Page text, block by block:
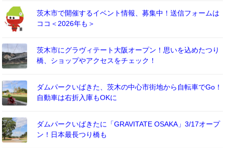
茨木市で開催するイベント情報、募集中！送信フォームは
ココ＜2026年も＞
茨木市にグラヴィテート大阪オープン！思いを込めたつり
橋、ショップやアクセスをチェック！
ダムパークいばきた、茨木の中心市街地から自転車でGo！
自動車は右折入庫もOKに
ダムパークいばきたに「GRAVITATE OSAKA」3/17オープ
ン！日本最長つり橋も